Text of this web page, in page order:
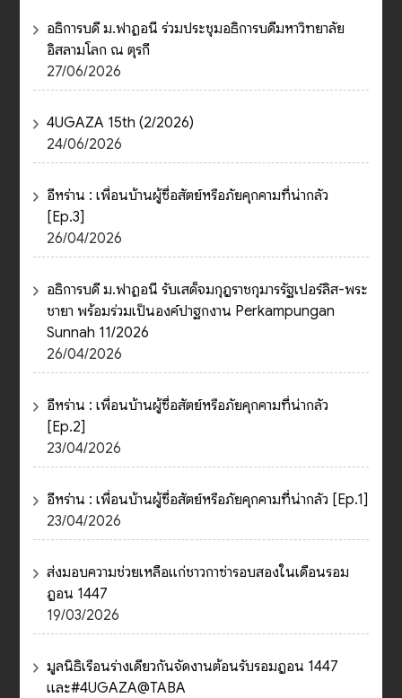
อธิการบดี ม.ฟาฏอนี ร่วมประชุมอธิการบดีมหาวิทยาลัย
อิสลามโลก ณ ตุรกี
27/06/2026
4UGAZA 15th (2/2026)
24/06/2026
อีหร่าน : เพื่อนบ้านผู้ซื่อสัตย์หรือภัยคุกคามที่น่ากลัว
[Ep.3]
26/04/2026
อธิการบดี ม.ฟาฏอนี รับเสด็จมกุฎราชกุมารรัฐเปอร์ลิส-พระ
ชายา พร้อมร่วมเป็นองค์ปาฐกงาน Perkampungan
Sunnah 11/2026
26/04/2026
อีหร่าน : เพื่อนบ้านผู้ซื่อสัตย์หรือภัยคุกคามที่น่ากลัว
[Ep.2]
23/04/2026
อีหร่าน : เพื่อนบ้านผู้ซื่อสัตย์หรือภัยคุกคามที่น่ากลัว [Ep.1]
23/04/2026
ส่งมอบความช่วยเหลือแก่ชาวกาซ่ารอบสองในเดือนรอม
ฎอน 1447
19/03/2026
มูลนิธิเรือนร่างเดียวกันจัดงานต้อนรับรอมฎอน 1447
และ#4UGAZA@TABA